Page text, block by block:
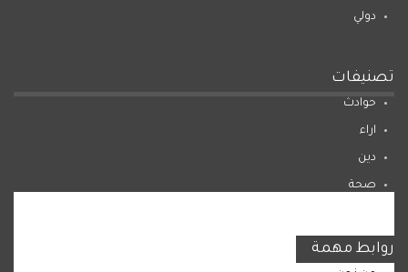
دولي
تصنيفات
حوادث
اراء
دين
صحة
روابط مهمة